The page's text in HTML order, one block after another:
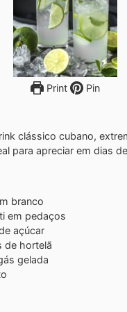
Print Pin
clássico cubano,
para apreciar em dias
branco
em pedaços
açúcar
de hortelã
gelada